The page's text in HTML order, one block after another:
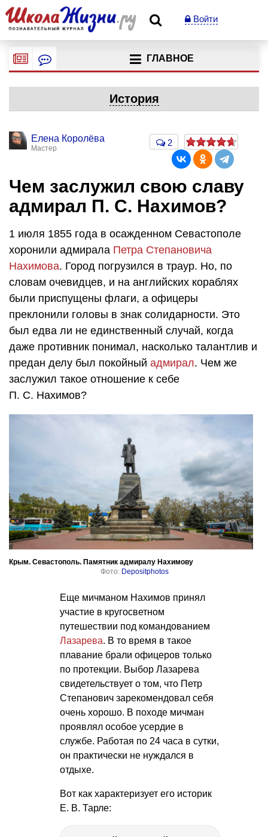
Войти
ГЛАВНОЕ
История
Елена Королёва
Мастер
2
Чем заслужил свою славу
адмирал П. С. Нахимов?
1 июля 1855 года в осажденном Севастополе
хоронили адмирала Петра Степановича
Нахимова. Город погрузился в траур. Но, по
словам очевидцев, и на английских кораблях
были приспущены флаги, а офицеры
преклонили головы в знак солидарности. Это
был едва ли не единственный случай, когда
даже противник понимал, насколько талантлив и
предан делу был покойный адмирал. Чем же
заслужил такое отношение к себе
П. С. Нахимов?
Крым. Севастополь. Памятник адмиралу Нахимову
Фото: Depositphotos
Еще мичманом Нахимов принял
участие в кругосветном
путешествии под командованием
Лазарева. В то время в такое
плавание брали офицеров только
по протекции. Выбор Лазарева
свидетельствует о том, что Петр
Степанович зарекомендовал себя
очень хорошо. В походе мичман
проявлял особое усердие в
службе. Работая по 24 часа в сутки,
он практически не нуждался в
отдыхе.
Вот как характеризует его историк
Е. В. Тарле: